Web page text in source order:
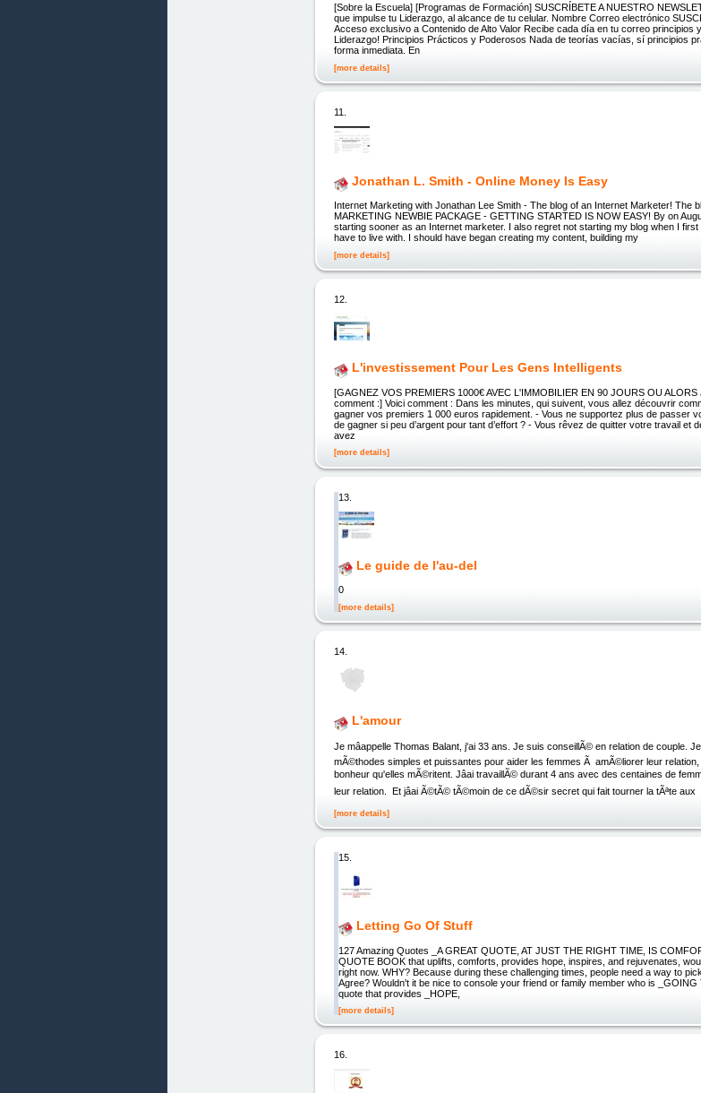
[Sobre la Escuela] [Programas de Formación] SUSCRÍBETE A NUESTRO
que impulse tu Liderazgo, al alcance de tu celular. Nombre Correo electrónico
Acceso exclusivo a Contenido de Alto Valor Recibe cada día en tu correo
Liderazgo! Principios Prácticos y Poderosos Nada de teorías vacías, sí principios
forma inmediata. En
[more details]
11.
Jonathan L. Smith - Online Money Is Easy
Internet Marketing with Jonathan Lee Smith - The blog of an Internet Marketer! The
MARKETING NEWBIE PACKAGE - GETTING STARTED IS NOW EASY! By on
starting sooner as an Internet marketer. I also regret not starting my blog when I
have to live with. I should have began creating my content, building my
[more details]
12.
L'investissement Pour Les Gens Intelligents
[GAGNEZ VOS PREMIERS 1000€ AVEC L'IMMOBILIER EN 90 JOURS OU
comment :] Voici comment : Dans les minutes, qui suivent, vous allez découvrir
gagner vos premiers 1 000 euros rapidement. - Vous ne supportez plus de passer
de gagner si peu d’argent pour tant d’effort ? - Vous rêvez de quitter votre travail et
avez
[more details]
13.
Le guide de l'au-del
0
[more details]
14.
L'amour
Je mâappelle Thomas Balant, j'ai 33 ans. Je suis conseillÃ© en relation de couple.
mÃ©thodes simples et puissantes pour aider les femmes Ã amÃ©liorer leur
bonheur qu'elles mÃ©ritent. Jâai travaillÃ© durant 4 ans avec des centaines de
leur relation. Et jâai Ã©tÃ© tÃ©moin de ce dÃ©sir secret qui fait tourner la tÃªte aux
[more details]
15.
Letting Go Of Stuff
127 Amazing Quotes _A GREAT QUOTE, AT JUST THE RIGHT TIME, IS
QUOTE BOOK that uplifts, comforts, provides hope, inspires, and rejuvenates,
right now. WHY? Because during these challenging times, people need a way to
Agree? Wouldn't it be nice to console your friend or family member who is
quote that provides _HOPE,
[more details]
16.